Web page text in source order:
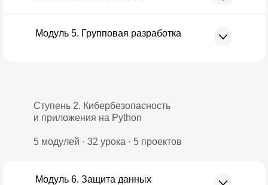
Модуль 5. Групповая разработка
Ступень 2. Кибербезопасность
и приложения на Python
5 модулей · 32 урока · 5 проектов
Модуль 6. Защита данных